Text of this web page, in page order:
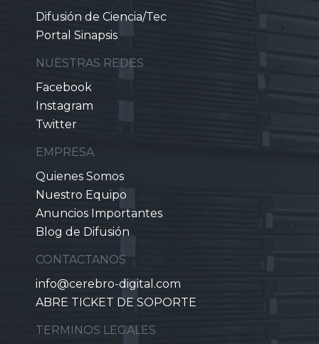
Difusión de Ciencia/Tec
Portal Sinapsis
NUESTRAS REDES
Facebook
Instagram
Twitter
EMPRESA
Quienes Somos
Nuestro Equipo
Anuncios Importantes
Blog de Difusión
CONTACTANOS
info@cerebro-digital.com
ABRE TICKET DE SOPORTE
TERMINOS LEGALES